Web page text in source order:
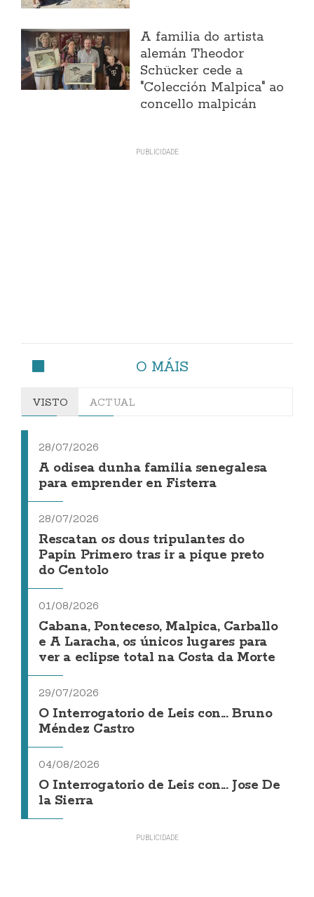
A familia do artista
alemán Theodor
Schücker cede a
"Colección Malpica" ao
concello malpicán
O MÁIS
VISTO ACTUAL
28/07/2026
A odisea dunha familia senegalesa
para emprender en Fisterra
28/07/2026
Rescatan os dous tripulantes do
Papin Primero tras ir a pique preto
do Centolo
01/08/2026
Cabana, Ponteceso, Malpica, Carballo
e A Laracha, os únicos lugares para
ver a eclipse total na Costa da Morte
29/07/2026
O Interrogatorio de Leis con... Bruno
Méndez Castro
04/08/2026
O Interrogatorio de Leis con... Jose De
la Sierra